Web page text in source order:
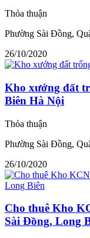
Thỏa thuận
Phường Sài Đồng,
26/10/2020
Kho xưởng đất
Biên Hà Nội
Thỏa thuận
Phường Sài Đồng,
26/10/2020
Cho thuê Kho
Sài Đồng, Long